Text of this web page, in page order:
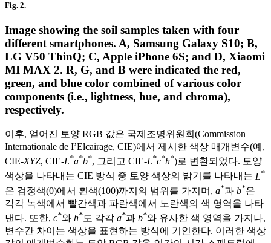
Fig. 2.
Image showing the soil samples taken with four
different smartphones. A, Samsung Galaxy S10; B,
LG V50 ThinQ; C, Apple iPhone 6S; and D, Xiaomi
MI MAX 2. R, G, and B were indicated the red,
green, and blue color combined of various color
components (i.e., lightness, hue, and chroma),
respectively.
이후, 얻어진 토양 RGB 값은 국제조명위원회(Commission
Internationale de I’Elcairage, CIE)에서 제시한 색상 매개변수(예,
CIE-XYZ, CIE-L*a*b*, 그리고 CIE-L*c*h*)로 변환되었다. 토양
색상을 나타내는 CIE 방식 중 토양 색상의 밝기를 나타내는 L*
은 검정색(0)에서 흰색(100)까지의 범위를 가지며, a*과 b*은
각각 녹색에서 빨간색과 파란색에서 노란색의 색 영역을 나타
낸다. 또한, c*와 h*도 각각 a*과 b*와 유사한 색 영역을 가지나,
변수간 차이는 색상을 표현하는 방식에 기인한다. 이러한 색상